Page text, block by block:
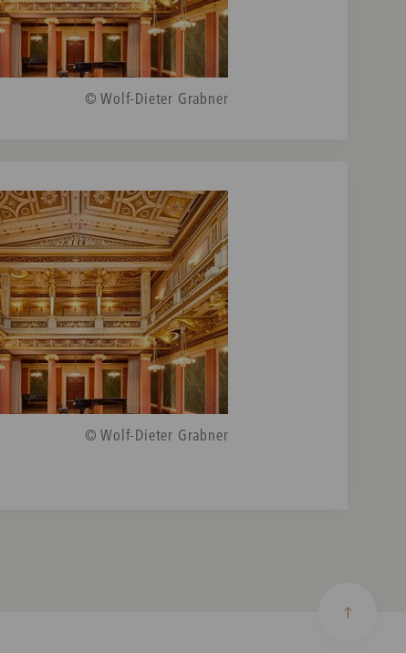
© Wolf-Dieter Grabner
© Wolf-Dieter Grabner